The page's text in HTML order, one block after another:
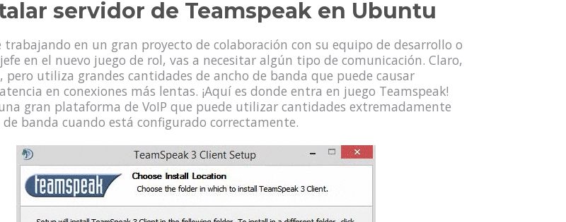
servidor de Teamspeak en Ubuntu
trabajando en un gran proyecto de colaboración con su equipo de desarrollo o
en el nuevo juego de rol, vas a necesitar algún tipo de comunicación. Claro,
pero utiliza grandes cantidades de ancho de banda que puede causar
en conexiones más lentas. ¡Aquí es donde entra en juego Teamspeak!
gran plataforma de VoIP que puede utilizar cantidades extremadamente
de banda cuando está configurado correctamente.